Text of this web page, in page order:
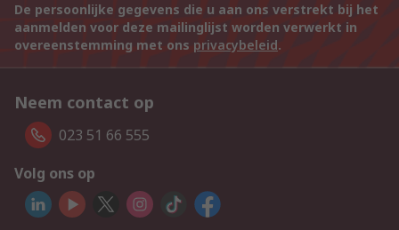
De persoonlijke gegevens die u aan ons verstrekt bij het
aanmelden voor deze mailinglijst worden verwerkt in
overeenstemming met ons privacybeleid.
Neem contact op
023 51 66 555
Volg ons op